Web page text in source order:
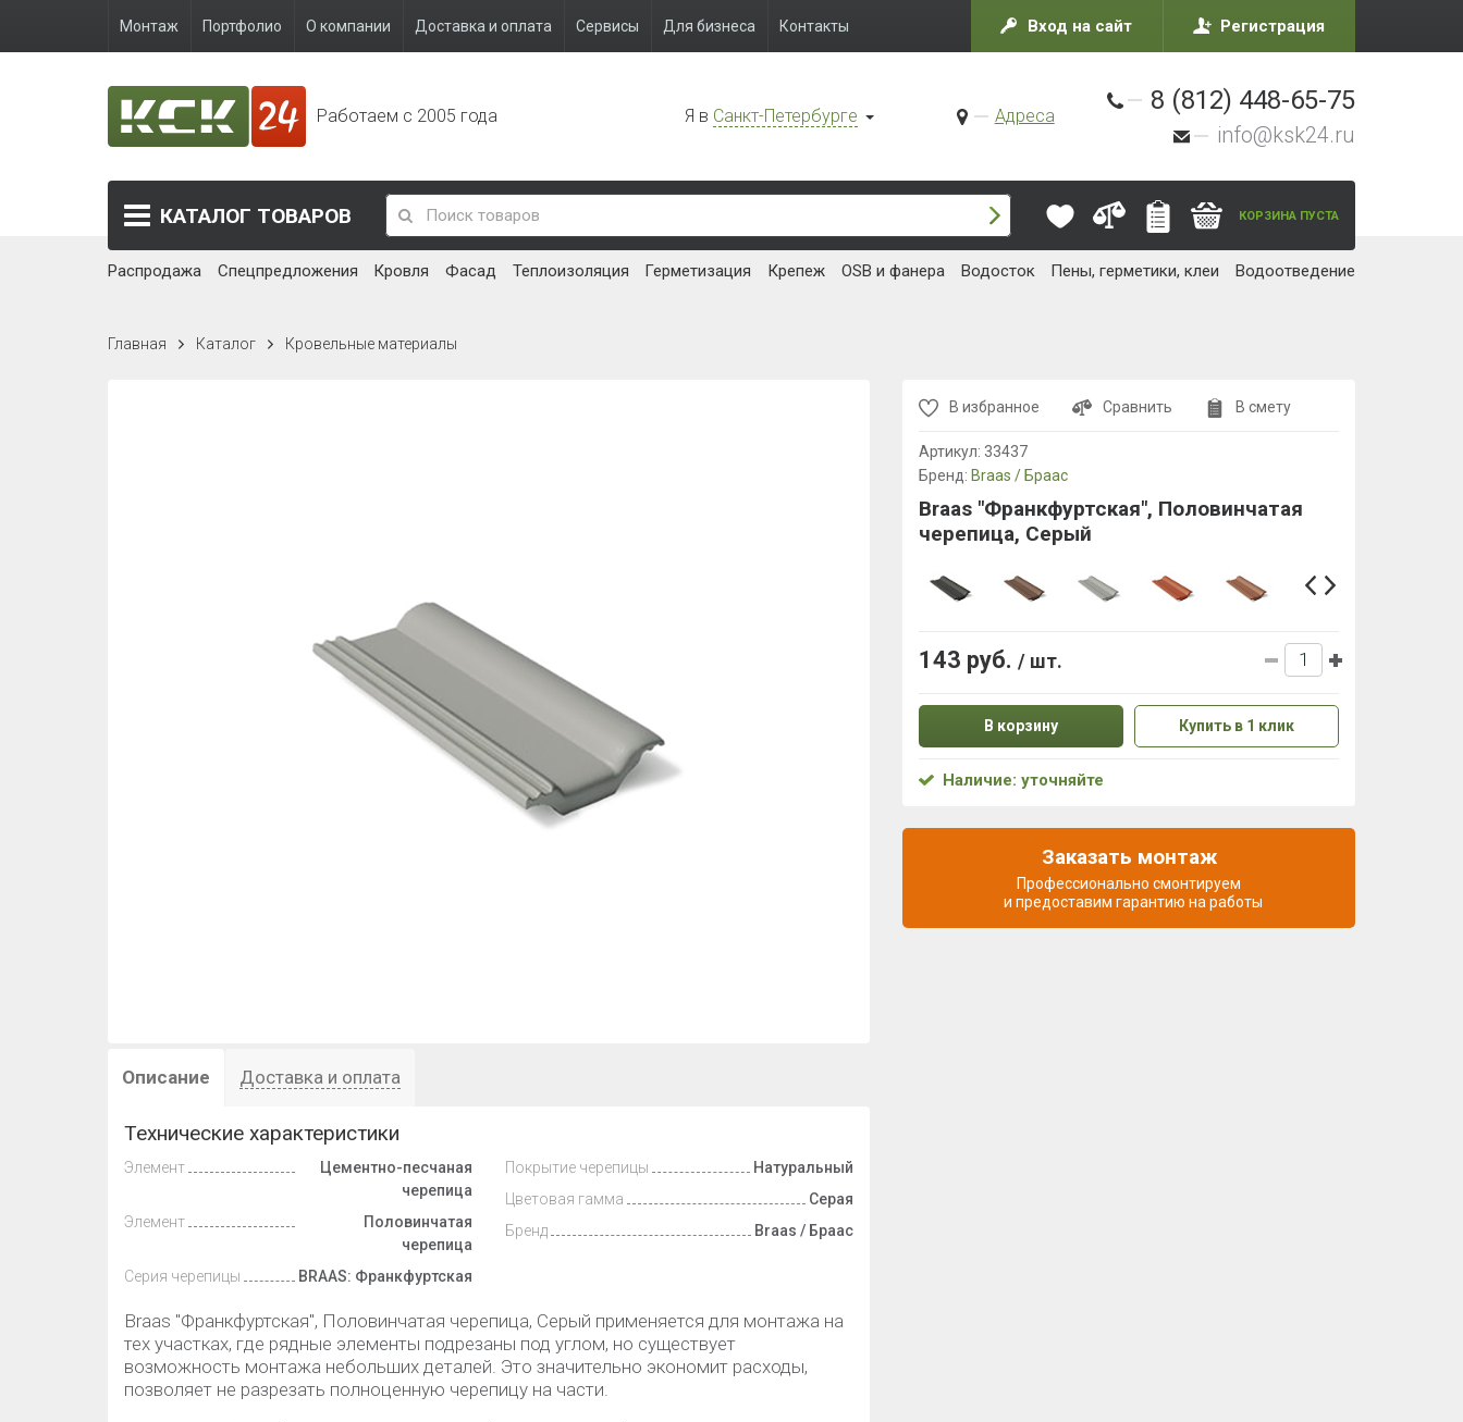
Монтаж Портфолио О компании Доставка и оплата Сервисы Для бизнеса Контакты Вход на сайт Регистрация
Работаем с 2005 года Я в Санкт-Петербурге Адреса
8 (812) 448-65-75
info@ksk24.ru
КАТАЛОГ ТОВАРОВ КОРЗИНА ПУСТА
Распродажа Спецпредложения Кровля Фасад Теплоизоляция Герметизация Крепеж OSB и фанера Водосток Пены, герметики, клеи Водоотведение
Главная Каталог Кровельные материалы
Описание Доставка и оплата
Технические характеристики
Элемент
Цементно-песчаная
черепица
Элемент
Половинчатая
черепица
Серия черепицы
BRAAS: Франкфуртская
Покрытие черепицы
Натуральный
Цветовая гамма
Серая
Бренд
Braas / Браас
Braas "Франкфуртская", Половинчатая черепица, Серый применяется для монтажа на
тех участках, где рядные элементы подрезаны под углом, но существует
возможность монтажа небольших деталей. Это значительно экономит расходы,
позволяет не разрезать полноценную черепицу на части.
В избранное Сравнить В смету
Артикул: 33437
Бренд: Braas / Браас
Braas "Франкфуртская", Половинчатая
черепица, Серый
143 руб. / шт.
В корзину Купить в 1 клик
Наличие: уточняйте
Заказать монтаж
Профессионально смонтируем
и предоставим гарантию на работы